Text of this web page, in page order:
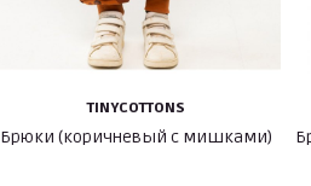
TINYCOTTONS
Брюки (коричневый с мишками)